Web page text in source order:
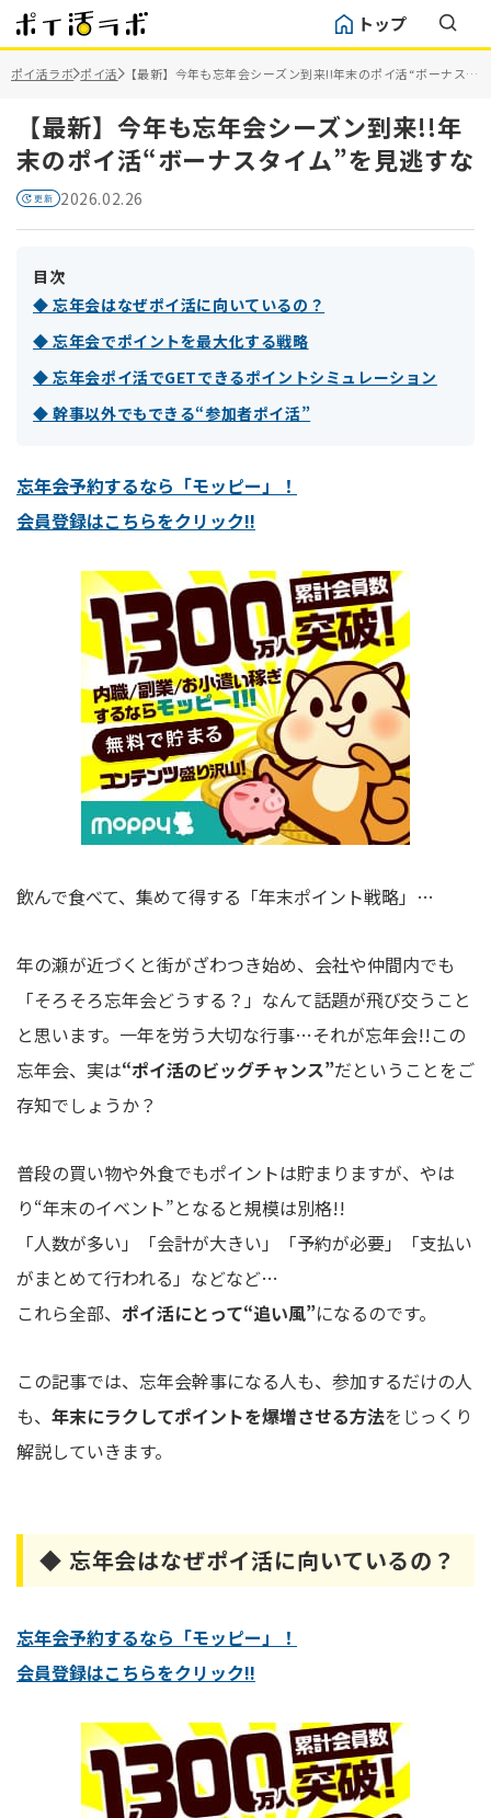
トップ
ポイ活ラボ ポイ活 【最新】今年も忘年会シーズン到来!!年末のポイ活“ボーナスタ
イム”を見逃すな
【最新】今年も忘年会シーズン到来!!年
末のポイ活“ボーナスタイム”を見逃すな
2026.02.26
目次
◆ 忘年会はなぜポイ活に向いているの？
◆ 忘年会でポイントを最大化する戦略
◆ 忘年会ポイ活でGETできるポイントシミュレーション
◆ 幹事以外でもできる“参加者ポイ活”
忘年会予約するなら「モッピー」！
会員登録はこちらをクリック!!
飲んで食べて、集めて得する「年末ポイント戦略」…
年の瀬が近づくと街がざわつき始め、会社や仲間内でも
「そろそろ忘年会どうする？」なんて話題が飛び交うこと
と思います。一年を労う大切な行事…それが忘年会!!この
忘年会、実は“ポイ活のビッグチャンス”だということをご
存知でしょうか？
普段の買い物や外食でもポイントは貯まりますが、やは
り“年末のイベント”となると規模は別格!!
「人数が多い」「会計が大きい」「予約が必要」「支払い
がまとめて行われる」などなど…
これら全部、 ポイ活にとって“追い風”になるのです。
この記事では、忘年会幹事になる人も、参加するだけの人
も、 年末にラクしてポイントを爆増させる方法をじっくり
解説していきます。
◆ 忘年会はなぜポイ活に向いているの？
忘年会予約するなら「モッピー」！
会員登録はこちらをクリック!!